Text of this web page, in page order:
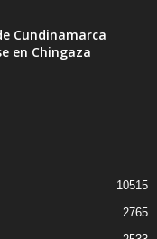
Cundinamarca
en Chingaza
10515
2765